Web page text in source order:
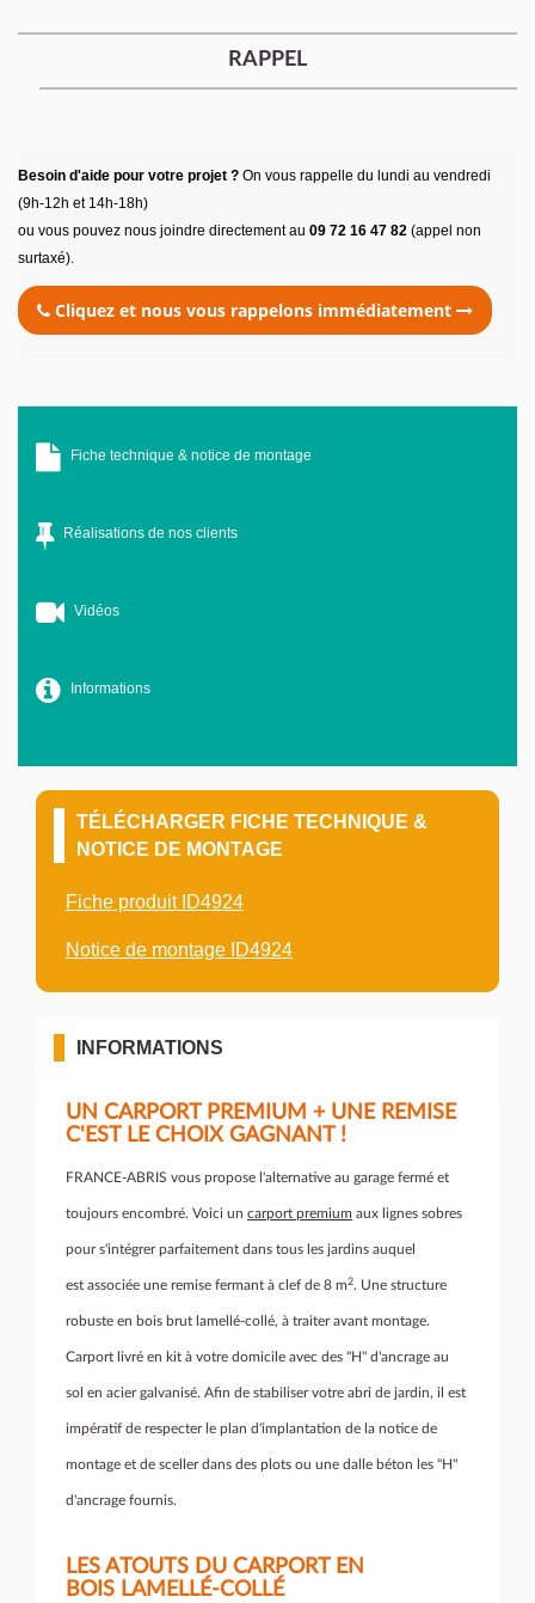
RAPPEL
Besoin d'aide pour votre projet ? On vous rappelle du lundi au vendredi
(9h-12h et 14h-18h)
ou vous pouvez nous joindre directement au 09 72 16 47 82 (appel non
surtaxé).
Cliquez et nous vous rappelons immédiatement
Fiche technique & notice de montage
Réalisations de nos clients
Vidéos
Informations
TÉLÉCHARGER FICHE TECHNIQUE &
NOTICE DE MONTAGE
Fiche produit ID4924
Notice de montage ID4924
INFORMATIONS
UN CARPORT PREMIUM + UNE REMISE
C'EST LE CHOIX GAGNANT !
FRANCE-ABRIS vous propose l'alternative au garage fermé et
toujours encombré. Voici un carport premium aux lignes sobres
pour s'intégrer parfaitement dans tous les jardins auquel
est associée une remise fermant à clef de 8 m2. Une structure
robuste en bois brut lamellé-collé, à traiter avant montage.
Carport livré en kit à votre domicile avec des "H" d'ancrage au
sol en acier galvanisé. Afin de stabiliser votre abri de jardin, il est
impératif de respecter le plan d'implantation de la notice de
montage et de sceller dans des plots ou une dalle béton les "H"
d'ancrage fournis.
LES ATOUTS DU CARPORT EN
BOIS LAMELLÉ-COLLÉ